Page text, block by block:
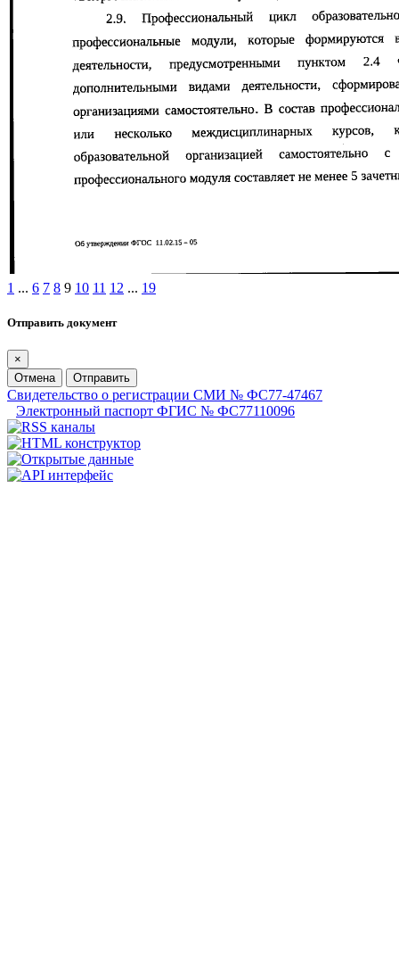
1 ... 6 7 8 9 10 11 12 ... 19
Отправить документ
×
Отмена
Отправить
Свидетельство о регистрации СМИ № ФС77-47467
Электронный паспорт ФГИС № ФС77110096